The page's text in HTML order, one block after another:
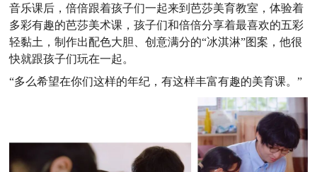
音乐课后，倍倍跟着孩子们一起来到芭莎美育教室，体验着
多彩有趣的芭莎美术课，孩子们和倍倍分享着最喜欢的五彩
轻黏土，制作出配色大胆、创意满分的“冰淇淋”图案，他很
快就跟孩子们玩在一起。
“多么希望在你们这样的年纪，有这样丰富有趣的美育课。”